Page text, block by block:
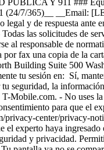
Y 911 ###
(24/7/365)__ __Email:
y de respuesta ante
las solicitudes de
al responsable de
fax una copia de la
Building Suite 500
tu sesión en: Sí,
seguridad, la
Mobile.com. - No uses
para que el
privacy-center/privacy-
experto haya ingresado
y privacidad.